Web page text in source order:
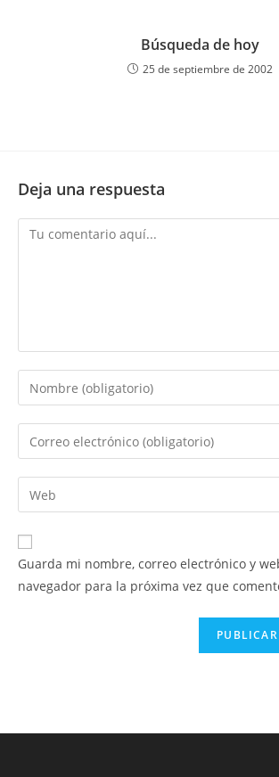
Búsqueda de hoy
25 de septiembre de 2002
Deja una respuesta
Comentario
Introduce
tu
nombre
de
usuario
para
comentar
Introduce
tu
dirección
de
electrónico
para
comentar
Introduce
la
URL
de
Guarda mi nombre, correo electrónico y
navegador para la próxima vez que